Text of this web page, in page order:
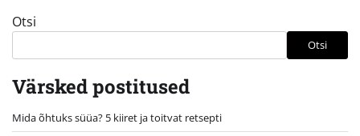
Otsi
Otsi
Värsked postitused
Mida õhtuks süüa? 5 kiiret ja toitvat retsepti